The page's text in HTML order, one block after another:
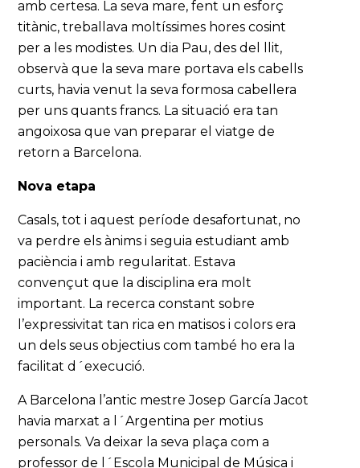
amb certesa. La seva mare, fent un esforç
titànic, treballava moltíssimes hores cosint
per a les modistes. Un dia Pau, des del llit,
observà que la seva mare portava els cabells
curts, havia venut la seva formosa cabellera
per uns quants francs. La situació era tan
angoixosa que van preparar el viatge de
retorn a Barcelona.
Nova etapa
Casals, tot i aquest període desafortunat, no
va perdre els ànims i seguia estudiant amb
paciència i amb regularitat. Estava
convençut que la disciplina era molt
important. La recerca constant sobre
l’expressivitat tan rica en matisos i colors era
un dels seus objectius com també ho era la
facilitat d´execució.
A Barcelona l’antic mestre Josep García Jacot
havia marxat a l´Argentina per motius
personals. Va deixar la seva plaça com a
professor de l´Escola Municipal de Música i